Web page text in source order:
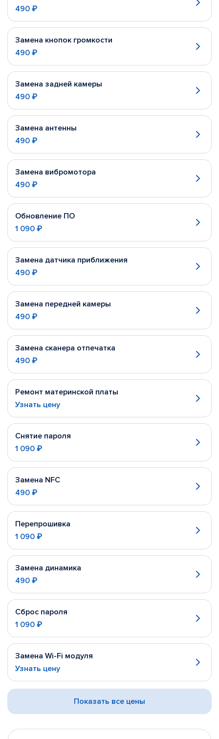
490 ₽
Замена кнопок громкости
490 ₽
Замена задней камеры
490 ₽
Замена антенны
490 ₽
Замена вибромотора
490 ₽
Обновление ПО
1 090 ₽
Замена датчика приближения
490 ₽
Замена передней камеры
490 ₽
Замена сканера отпечатка
490 ₽
Ремонт материнской платы
Узнать цену
Снятие пароля
1 090 ₽
Замена NFC
490 ₽
Перепрошивка
1 090 ₽
Замена динамика
490 ₽
Сброс пароля
1 090 ₽
Замена Wi-Fi модуля
Узнать цену
Показать все цены